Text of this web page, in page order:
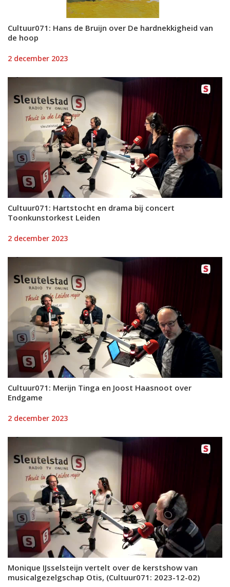
Cultuur071: Hans de Bruijn over De hardnekkigheid van
de hoop
2 december 2023
Cultuur071: Hartstocht en drama bij concert
Toonkunstorkest Leiden
2 december 2023
Cultuur071: Merijn Tinga en Joost Haasnoot over
Endgame
2 december 2023
Monique IJsselsteijn vertelt over de kerstshow van
musicalgezelgschap Otis, (Cultuur071: 2023-12-02)